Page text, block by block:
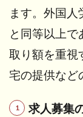
ます。外国
と同等以上
取り額を重視
宅の提供など
求人募集